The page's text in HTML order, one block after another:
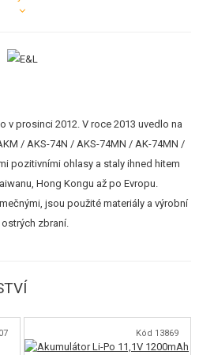
vojenských specifikací. Můžete si tedy
zbraní.
brynýrován, což činí jejich vzhled ještě
opotřebení uživatelem způsobuje,
lépe, než u lakovaných zbraní.
Replika je těžká a ocelová vnější
originálního, určeného pro střelnou
v prosinci 2012. V roce 2013 uvedlo na
/ AKS-74N / AKS-74MN / AK-74MN /
pozitivními ohlasy a staly ihned hitem
Hong Kongu až po Evropu.
jsou použité materiály a výrobní
zbraní.
Kód 13869